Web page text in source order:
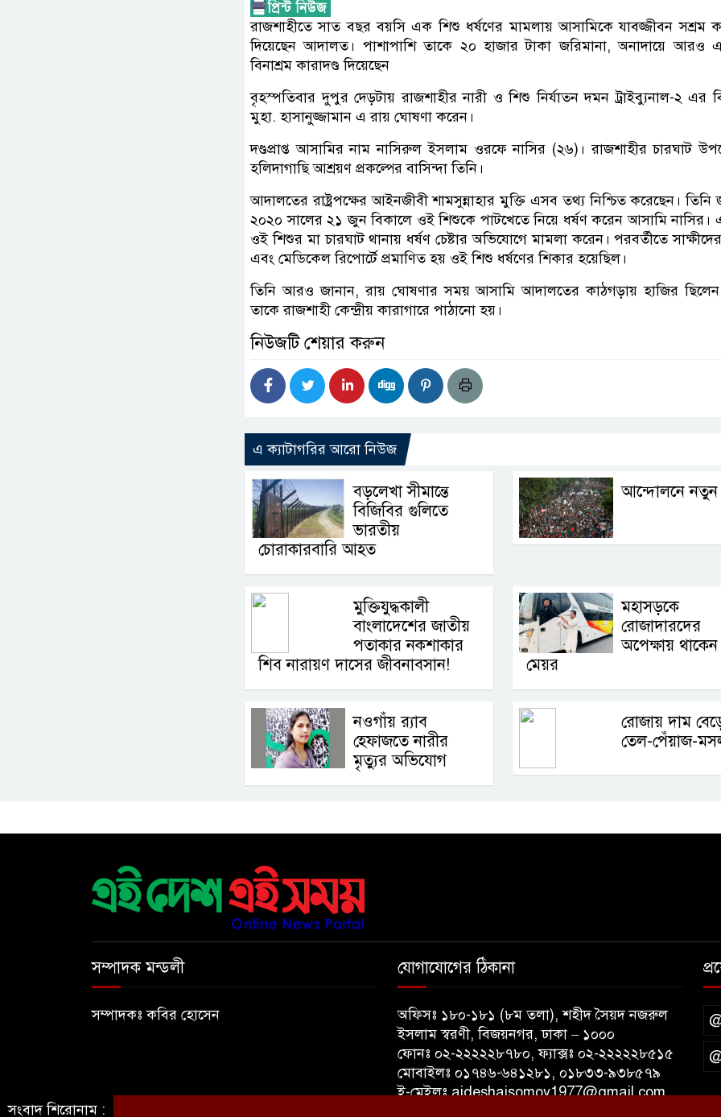
রাজশাহীতে সাত বছর বয়সি এক শিশু ধর্ষণের মামলায় আসামিকে যাবজ্জীবন সশ্রম
দিয়েছেন আদালত। পাশাপাশি তাকে ২০ হাজার টাকা জরিমানা, অনাদায়ে আরও
বিনাশ্রম কারাদণ্ড দিয়েছেন
বৃহস্পতিবার দুপুর দেড়টায় রাজশাহীর নারী ও শিশু নির্যাতন দমন ট্রাইব্যুনাল-২ এর
মুহা. হাসানুজ্জামান এ রায় ঘোষণা করেন।
দণ্ডপ্রাপ্ত আসামির নাম নাসিরুল ইসলাম ওরফে নাসির (২৬)। রাজশাহীর চারঘাট
হলিদাগাছি আশ্রয়ণ প্রকল্পের বাসিন্দা তিনি।
আদালতের রাষ্ট্রপক্ষের আইনজীবী শামসুন্নাহার মুক্তি এসব তথ্য নিশ্চিত করেছেন। তিনি
২০২০ সালের ২১ জুন বিকালে ওই শিশুকে পাটখেতে নিয়ে ধর্ষণ করেন আসামি নাসির।
ওই শিশুর মা চারঘাট থানায় ধর্ষণ চেষ্টার অভিযোগে মামলা করেন। পরবর্তীতে সাক্ষীদের
এবং মেডিকেল রিপোর্টে প্রমাণিত হয় ওই শিশু ধর্ষণের শিকার হয়েছিল।
তিনি আরও জানান, রায় ঘোষণার সময় আসামি আদালতের কাঠগড়ায় হাজির
তাকে রাজশাহী কেন্দ্রীয় কারাগারে পাঠানো হয়।
নিউজটি শেয়ার করুন
এ ক্যাটাগরির আরো নিউজ
বড়লেখা সীমান্তে
বিজিবির গুলিতে
ভারতীয়
চোরাকারবারি আহত
আন্দোলনে নতুন
মুক্তিযুদ্ধকালী
বাংলাদেশের জাতীয়
পতাকার নকশাকার
শিব নারায়ণ দাসের জীবনাবসান!
মহাসড়কে
রোজাদারদের
অপেক্ষায় থাকেন
মেয়র
নওগাঁয় র‌্যাব
হেফাজতে নারীর
মৃত্যুর অভিযোগ
রোজায় দাম
তেল-পেঁয়াজ-
সম্পাদক মন্ডলী
সম্পাদকঃ কবির হোসেন
যোগাযোগের ঠিকানা
অফিসঃ ১৮০-১৮১ (৮ম তলা), শহীদ সৈয়দ নজরুল
ইসলাম স্বরণী, বিজয়নগর, ঢাকা – ১০০০
ফোনঃ ০২-২২২২২৮৭৮০, ফ্যাক্সঃ ০২-২২২২২৮৫১৫
মোবাইলঃ ০১৭৪৬-৬৪১২৮১, ০১৮৩৩-৯৩৮৫৭৯
ই-মেইলঃ aideshaisomoy1977@gmail.com
সংবাদ শিরোনাম :